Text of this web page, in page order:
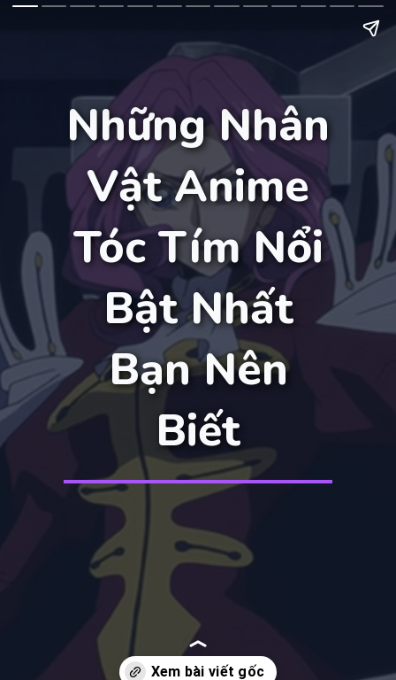
Những Nhân
Vật Anime
Tóc Tím Nổi
Bật Nhất
Bạn Nên
Biết